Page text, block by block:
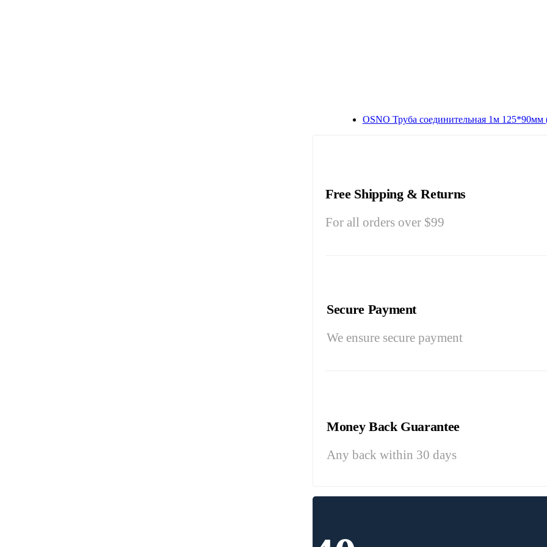
OSNO Труба соединительная 1м
Free Shipping & Returns
For all orders over $99
Secure Payment
We ensure secure payment
Money Back Guarantee
Any back within 30 days